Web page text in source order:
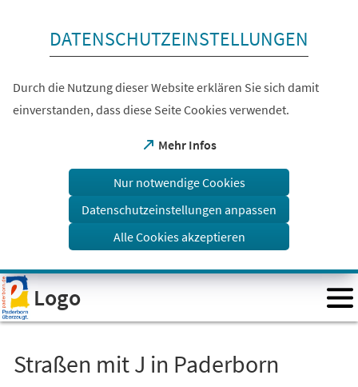
Visuelle
Assistenzsoftware
öffnen.
DATENSCHUTZEINSTELLUNGEN
Durch die Nutzung dieser Website erklären Sie sich damit
einverstanden, dass diese Seite Cookies verwendet.
Mehr Infos
(Öffnet
einem
Tab)
Nur notwendige Cookies
Datenschutzeinstellungen anpassen
Alle Cookies akzeptieren
Logo
Straßen mit J in Paderborn